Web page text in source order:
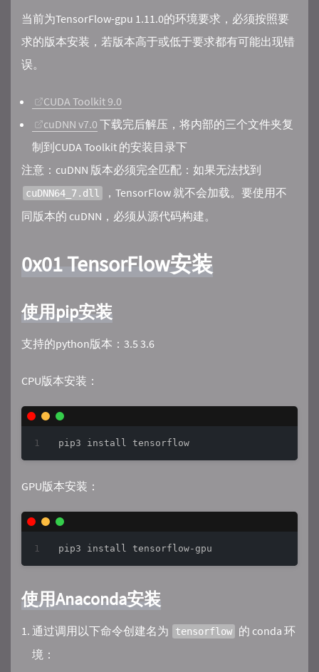
当前为TensorFlow-gpu 1.11.0的环境要求，必须按照要
求的版本安装，若版本高于或低于要求都有可能出现错
误。
CUDA Toolkit 9.0
cuDNN v7.0 下载完后解压，将内部的三个文件夹复
制到CUDA Toolkit 的安装目录下
注意：cuDNN 版本必须完全匹配：如果无法找到
cuDNN64_7.dll
，TensorFlow 就不会加载。要使用不
同版本的 cuDNN，必须从源代码构建。
0x01 TensorFlow安装
使用pip安装
支持的python版本：3.5 3.6
CPU版本安装：
GPU版本安装：
使用Anaconda安装
通过调用以下命令创建名为 tensorflow
的 conda 环
境：